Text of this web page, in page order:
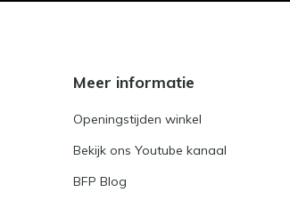
Meer informatie
Openingstijden winkel
Bekijk ons Youtube kanaal
BFP Blog